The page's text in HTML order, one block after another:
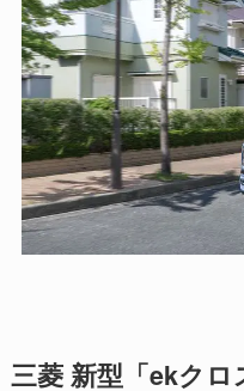
三菱 新型「ekク